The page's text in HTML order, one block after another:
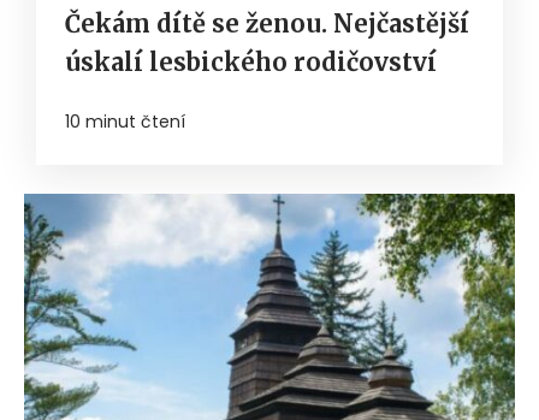
Čekám dítě se ženou. Nejčastější
úskalí lesbického rodičovství
10 minut čtení